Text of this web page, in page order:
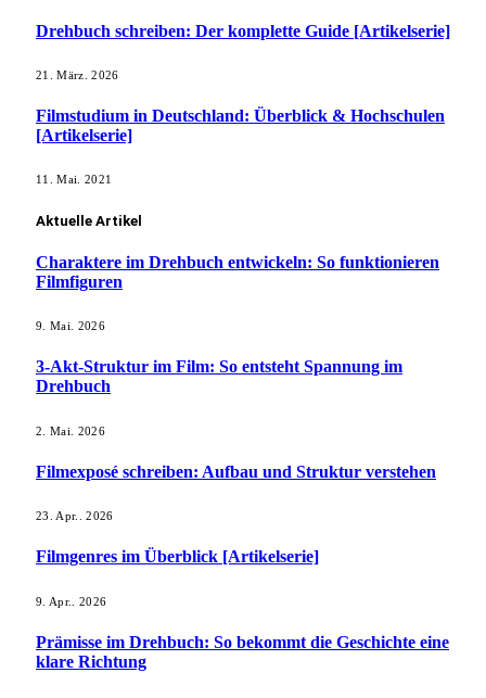
Drehbuch schreiben: Der komplette Guide [Artikelserie]
21. März. 2026
Filmstudium in Deutschland: Überblick & Hochschulen
[Artikelserie]
11. Mai. 2021
Aktuelle Artikel
Charaktere im Drehbuch entwickeln: So funktionieren
Filmfiguren
9. Mai. 2026
3-Akt-Struktur im Film: So entsteht Spannung im
Drehbuch
2. Mai. 2026
Filmexposé schreiben: Aufbau und Struktur verstehen
23. Apr.. 2026
Filmgenres im Überblick [Artikelserie]
9. Apr.. 2026
Prämisse im Drehbuch: So bekommt die Geschichte eine
klare Richtung